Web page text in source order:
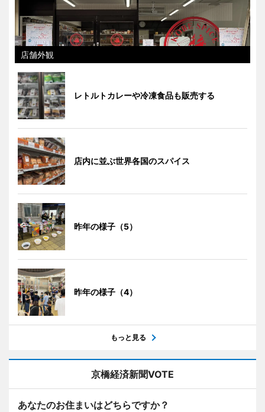
店舗外観
レトルトカレーや冷凍食品も販売する
店内に並ぶ世界各国のスパイス
昨年の様子（5）
昨年の様子（4）
もっと見る
京橋経済新聞VOTE
あなたのお住まいはどちらですか？